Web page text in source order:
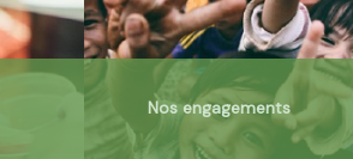
Nos engagements